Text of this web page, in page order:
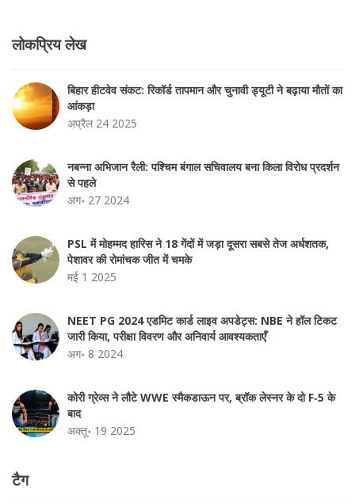
लोकप्रिय लेख
बिहार हीटवेव संकट: रिकॉर्ड तापमान और चुनावी ड्यूटी ने बढ़ाया मौतों का
आंकड़ा
अप्रैल 24 2025
नबन्ना अभिजान रैली: पश्चिम बंगाल सचिवालय बना किला विरोध प्रदर्शन
से पहले
अग॰ 27 2024
PSL में मोहम्मद हारिस ने 18 गेंदों में जड़ा दूसरा सबसे तेज अर्धशतक,
पेशावर की रोमांचक जीत में चमके
मई 1 2025
NEET PG 2024 एडमिट कार्ड लाइव अपडेट्स: NBE ने हॉल टिकट
जारी किया, परीक्षा विवरण और अनिवार्य आवश्यकताएँ
अग॰ 8 2024
कोरी ग्रेव्स ने लौटे WWE स्मैकडाऊन पर, ब्रॉक लेस्नर के दो F‑5 के
बाद
अक्तू॰ 19 2025
टैग